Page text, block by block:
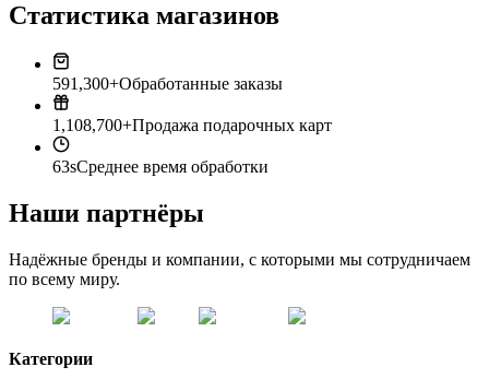
Статистика магазинов
591,300+Обработанные заказы
1,108,700+Продажа подарочных карт
63sСреднее время обработки
Наши партнёры
Надёжные бренды и компании, с которыми мы сотрудничаем
по всему миру.
Категории